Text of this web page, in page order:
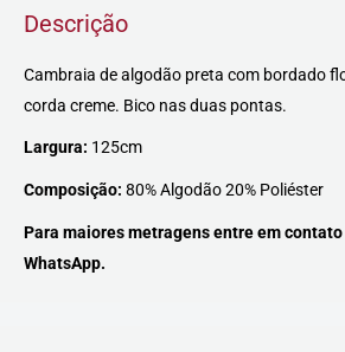
Descrição
Cambraia de algodão preta com bordado
corda creme. Bico nas duas pontas.
Largura: 125cm
Composição: 80% Algodão 20% Poliéster
Para maiores metragens entre em
WhatsApp.